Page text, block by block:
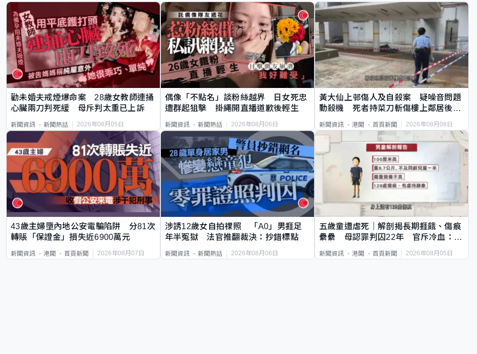
勸未婚夫戒煙爆命案 28歲女教師連捅
心臟兩刀判死緩 母斥判太重已上訴
新聞資訊 新聞熱話 2026年08月05日
偶像「不點名」談粉絲越界 日女死忠
遭群起狙擊 掛繩開直播道歉後輕生
新聞資訊 新聞熱話 2026年08月06日
黃大仙上邨傷人及自殺案 疑噪音問題
動殺機 死者持菜刀斬傷樓上鄰居後墮
新聞資訊 港聞 首頁新聞 2026年08月08日
43歲主婦墮內地公安電騙陷阱 分81次
轉賬「保證金」損失近6900萬元
新聞資訊 港聞 首頁新聞 2026年08月07日
涉誘12歲女自拍祼照 「A0」男捱足
年半冤獄 法官推翻裁決：抄錯標點
新聞資訊 新聞熱話 2026年08月06日
五歲童遭虐死｜解剖揭長期捱餓、傷痕
纍纍 母認罪判囚22年 官斥冷血：同
新聞資訊 港聞 首頁新聞 2026年08月05日